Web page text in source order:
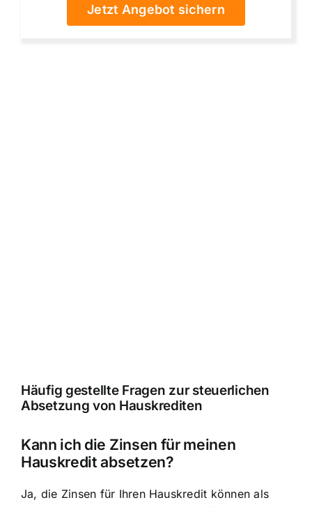
Jetzt Angebot sichern
Häufig gestellte Fragen zur steuerlichen
Absetzung von Hauskrediten
Kann ich die Zinsen für meinen
Hauskredit absetzen?
Ja, die Zinsen für Ihren Hauskredit können als